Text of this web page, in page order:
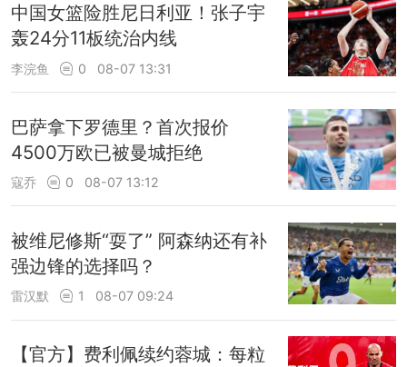
中国女篮险胜尼日利亚！张子宇
轰24分11板统治内线
李浣鱼 0 08-07 13:31
巴萨拿下罗德里？首次报价
4500万欧已被曼城拒绝
寇乔 0 08-07 13:12
被维尼修斯“耍了” 阿森纳还有补
强边锋的选择吗？
雷汉默 1 08-07 09:24
【官方】费利佩续约蓉城：每粒